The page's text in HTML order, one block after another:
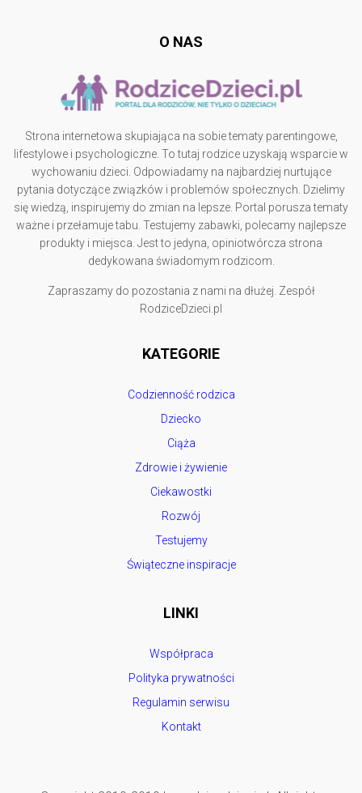
O NAS
Strona internetowa skupiająca na sobie tematy parentingowe,
lifestylowe i psychologiczne. To tutaj rodzice uzyskają wsparcie w
wychowaniu dzieci. Odpowiadamy na najbardziej nurtujące
pytania dotyczące związków i problemów społecznych. Dzielimy
się wiedzą, inspirujemy do zmian na lepsze. Portal porusza tematy
ważne i przełamuje tabu. Testujemy zabawki, polecamy najlepsze
produkty i miejsca. Jest to jedyna, opiniotwórcza strona
dedykowana świadomym rodzicom.
Zapraszamy do pozostania z nami na dłużej. Zespół
RodziceDzieci.pl
KATEGORIE
Codzienność rodzica
Dziecko
Ciąża
Zdrowie i żywienie
Ciekawostki
Rozwój
Testujemy
Świąteczne inspiracje
LINKI
Współpraca
Polityka prywatności
Regulamin serwisu
Kontakt